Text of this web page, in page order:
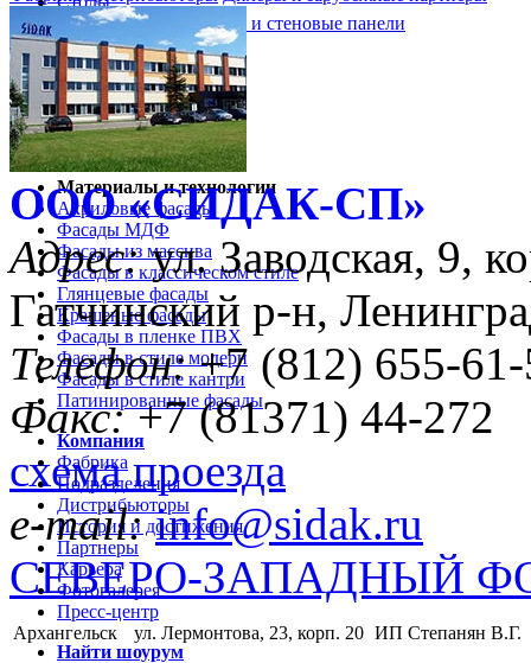
Кухонные столешницы и стеновые панели
Кухни и мебель
Кухни Softline Marine
Кухни Сидак-СП
Гид по декорам
Материалы и технологии
Акриловые фасады
Фасады МДФ
Фасады из массива
Фасады в классическом стиле
Глянцевые фасады
Крашеные фасады
Фасады в пленке ПВХ
Фасады в стиле модерн
Фасады в стиле кантри
Патинированные фасады
Компания
Фабрика
Подразделения
Дистрибьюторы
История и достижения
Партнеры
Карьера
Фотогалерея
Пресс-центр
Найти шоурум
ООО «CИДАК-СП»
Адрес:ул. Заводская, 9,
Гатчинский р-н,
Телефон:+7 (812) 655-
Факс:+7 (81371) 44-272
схема проезда
e-mail: info@sidak.ru
СЕВЕРО-ЗАПАДНЫЙ
Архангельск ул. Лермонтова, 23, корп. 20 ИП Степанян В.Г.